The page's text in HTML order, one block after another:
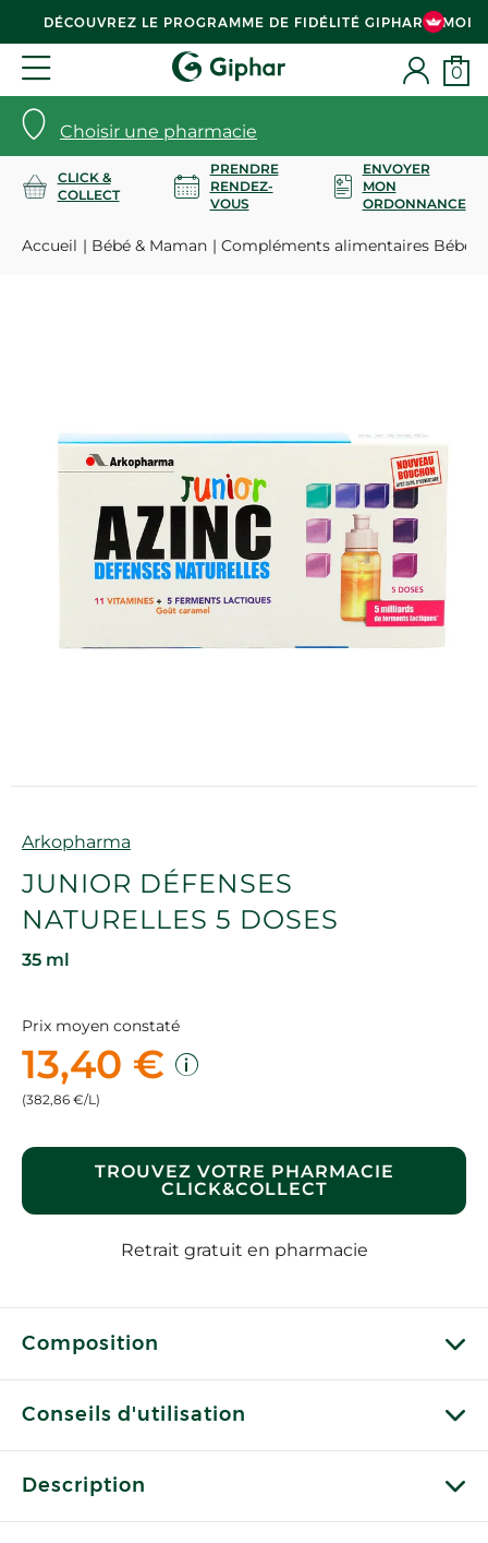
DÉCOUVREZ LE PROGRAMME DE FIDÉLITÉ GIPHAR & MOI
Choisir une pharmacie
0
CLICK &
COLLECT
PRENDRE
RENDEZ-
VOUS
ENVOYER
MON
ORDONNANCE
Accueil Bébé & Maman Compléments alimentaires Bébé
Marque
Arkopharma
JUNIOR DÉFENSES
NATURELLES 5 DOSES
35 ml
Prix moyen constaté
13,40 €
(382,86 €/L)
TROUVEZ VOTRE PHARMACIE
CLICK&COLLECT
Retrait gratuit en pharmacie
Composition
Conseils d'utilisation
Description